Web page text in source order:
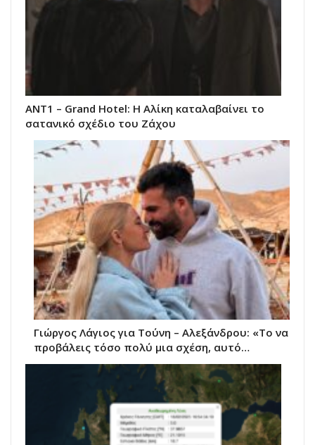
ΑΝΤ1 – Grand Hotel: Η Αλίκη καταλαβαίνει το
σατανικό σχέδιο του Ζάχου
Γιώργος Λάγιος για Τούνη – Αλεξάνδρου: «Το να
προβάλεις τόσο πολύ μια σχέση, αυτό…